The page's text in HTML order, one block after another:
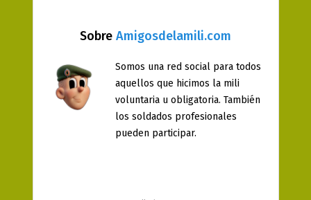
Sobre Amigosdelamili.com
Somos una red social para todos
aquellos que hicimos la mili
voluntaria u obligatoria. También
los soldados profesionales
pueden participar.